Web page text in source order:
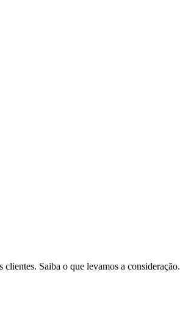
Saiba o que levamos a consideração.